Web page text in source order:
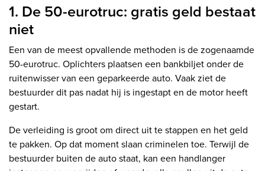
1. De 50-eurotruc: gratis geld bestaat
niet
Een van de meest opvallende methoden is de zogenaamde
50-eurotruc. Oplichters plaatsen een bankbiljet onder de
ruitenwisser van een geparkeerde auto. Vaak ziet de
bestuurder dit pas nadat hij is ingestapt en de motor heeft
gestart.
De verleiding is groot om direct uit te stappen en het geld
te pakken. Op dat moment slaan criminelen toe. Terwijl de
bestuurder buiten de auto staat, kan een handlanger